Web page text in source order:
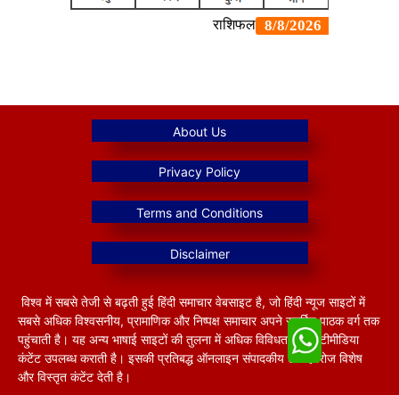
विश्व में सबसे तेजी से बढ़ती हुई हिंदी समाचार वेबसाइट है, जो हिंदी न्यूज साइटों में
सबसे अधिक विश्वसनीय, प्रामाणिक और निष्पक्ष समाचार अपने समर्पित पाठक वर्ग तक
पहुंचाती है। यह अन्य भाषाई साइटों की तुलना में अधिक विविधतापूर्ण मल्टीमीडिया
कंटेंट उपलब्ध कराती है। इसकी प्रतिबद्ध ऑनलाइन संपादकीय टीम हररोज विशेष
और विस्तृत कंटेंट देती है।